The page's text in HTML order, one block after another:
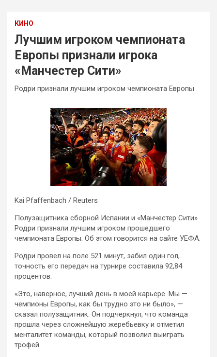
КИНО
Лучшим игроком чемпионата
Европы признали игрока
«Манчестер Сити»
Родри признали лучшим игроком чемпионата Европы
Kai Pfaffenbach / Reuters
Полузащитника сборной Испании и «Манчестер Сити»
Родри признали лучшим игроком прошедшего
чемпионата Европы. Об этом говорится на сайте УЕФА.
Родри провел на поле 521 минут, забил один гол,
точность его передач на турнире составила 92,84
процентов.
«Это, наверное, лучший день в моей карьере. Мы —
чемпионы Европы, как бы трудно это ни было», —
сказал полузащитник. Он подчеркнул, что команда
прошла через сложнейшую жеребьевку и отметил
менталитет команды, который позволил выиграть
трофей.